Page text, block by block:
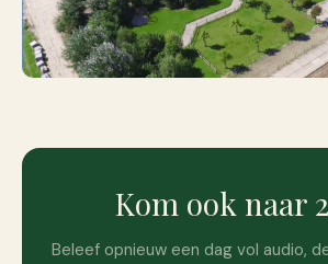
Kom ook naar
Beleef opnieuw een dag vol audio,